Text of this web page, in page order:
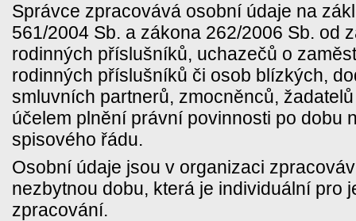
Správce zpracovává osobní údaje na
561/2004 Sb. a zákona 262/2006 Sb. od
rodinných příslušníků, uchazečů o
rodinných příslušníků či osob blízkých,
smluvních partnerů, zmocněnců,
účelem plnění právní povinnosti po dobu
spisového řádu.
Osobní údaje jsou v organizaci
nezbytnou dobu, která je individuální pro
zpracování.